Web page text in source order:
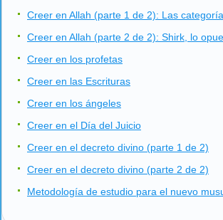
Creer en Allah (parte 1 de 2): Las
Creer en Allah (parte 2 de 2): Shirk, lo
Creer en los profetas
Creer en las Escrituras
Creer en los ángeles
Creer en el Día del Juicio
Creer en el decreto divino (parte 1 de 2)
Creer en el decreto divino (parte 2 de 2)
Metodología de estudio para el nuevo